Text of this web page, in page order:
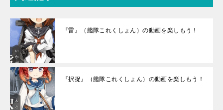
『雷』（艦隊これくしょん）の動画を楽しもう！
『択捉』（艦隊これくしょん）の動画を楽しもう！